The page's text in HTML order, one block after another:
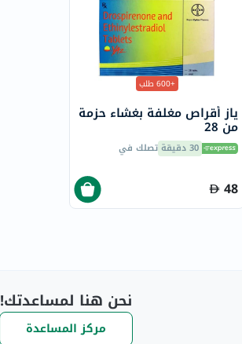
+600 طلب
ياز أقراص مغلفة بغشاء حزمة
من 28
30 دقيقة تصلك في
48
نحن هنا لمساعدتك!
مركز المساعدة